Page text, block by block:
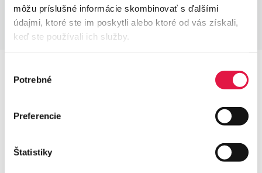
môžu príslušné informácie skombinovať s ďalšími
údajmi, ktoré ste im poskytli alebo ktoré od vás získali,
keď ste používali ich služby.
súhlasu
Potrebné
Preferencie
Štatistiky
Sklic